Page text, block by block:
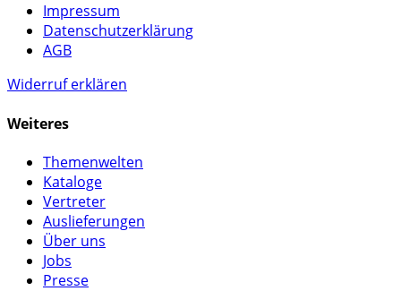
Impressum
Datenschutzerklärung
AGB
Widerruf erklären
Weiteres
Themenwelten
Kataloge
Vertreter
Auslieferungen
Über uns
Jobs
Presse